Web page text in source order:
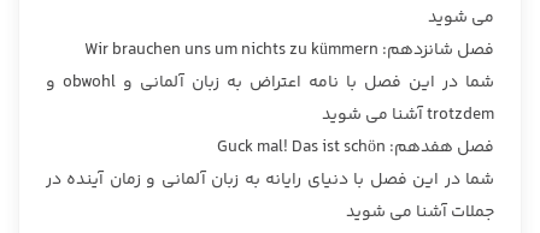
می شوید
فصل شانزدهم: Wir brauchen uns um nichts zu kümmern
شما در این فصل با نامه اعتراض به زبان آلمانی و obwohl و
trotzdem آشنا می شوید
فصل هفدهم: Guck mal! Das ist schön
شما در این فصل با دنیای رایانه به زبان آلمانی و زمان آینده در
جملات آشنا می شوید